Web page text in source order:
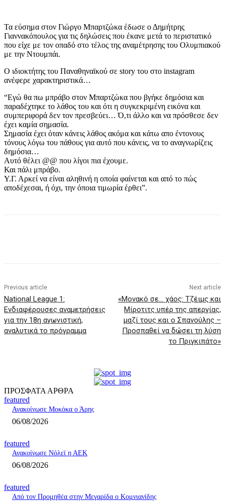
Τα εύσημα στον Γιώργο Μπαρτζώκα έδωσε ο Δημήτρης
Γιαννακόπουλος για τις δηλώσεις που έκανε μετά το περιστατικό
που είχε με τον οπαδό στο τέλος της αναμέτρησης του Ολυμπιακού
με την Ντουμπάι.
Ο ιδιοκτήτης του Παναθηναϊκού σε story του στο instagram
ανέφερε χαρακτηριστικά…
“Εγώ θα πω μπράβο στον Μπαρτζώκα που βγήκε δημόσια και
παραδέχτηκε το λάθος του και ότι η συγκεκριμένη εικόνα και
συμπεριφορά δεν τον πρεσβεύει… Ό,τι άλλο και να πρόσθεσε δεν
έχει καμία σημασία.
Σημασία έχει όταν κάνεις λάθος ακόμα και κάτω απο έντονους
τόνους λόγω του πάθους για αυτό που κάνεις, να το αναγνωρίζεις
δημόσια…
Αυτό θέλει @@ που λίγοι πια έχουμε.
Και πάλι μπράβο.
Υ.Γ. Αρκεί να είναι αληθινή η οποία φαίνεται και από το πώς
αποδέχεσαι, ή όχι, την όποια τιμωρία έρθει”.
Previous article
National League 1:
Ενδιαφέρουσες αναμετρήσεις
για την 18η αγωνιστική,
αναλυτικά το πρόγραμμα
Next article
«Μονακό σε… χάος: Τζέιμς και
Μίροτιτς υπέρ της απεργίας,
μαζί τους και ο Σπανούλης –
Προσπαθεί να δώσει τη λύση
το Πριγκιπάτο»
ΠΡΟΣΦΑΤΑ ΑΡΘΡΑ
featured
Ανακοίνωσε Μοκόκα ο Άρης
06/08/2026
featured
Ανακοίνωσε Νόλεϊ η ΑΕΚ
06/08/2026
featured
Από τον Προμηθέα στην Μεγαρίδα ο Κομνιανίδης